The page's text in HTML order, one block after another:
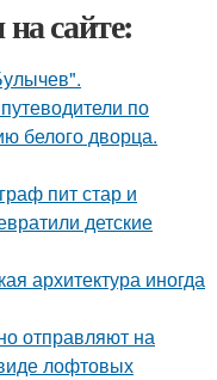
сайте:
по
белого дворца.
пит стар и
детские
архитектура иногда
отправляют на
лофтовых